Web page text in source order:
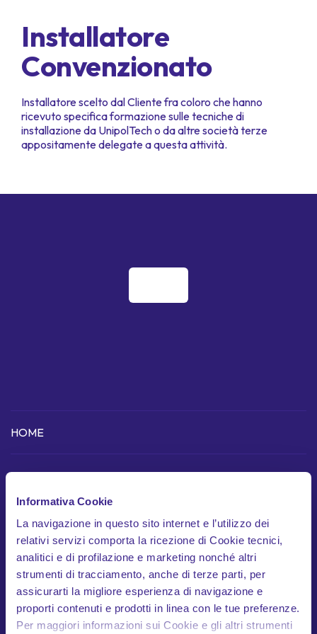
Informativa Cookie
La navigazione in questo sito internet e l’utilizzo dei
relativi servizi comporta la ricezione di Cookie tecnici,
analitici e di profilazione e marketing nonché altri
strumenti di tracciamento, anche di terze parti, per
assicurarti la migliore esperienza di navigazione e
proporti contenuti e prodotti in linea con le tue preferenze.
Per maggiori informazioni sui Cookie e gli altri strumenti
Installatore
Convenzionato
Installatore scelto dal Cliente fra coloro che hanno
ricevuto specifica formazione sulle tecniche di
installazione da UnipolTech o da altre società terze
appositamente delegate a questa attività.
HOME
COME FUNZIONA
Scopri l'app
Dispositivo telematico
In cosa siamo unici
Garanzie
Documenti contrattuali